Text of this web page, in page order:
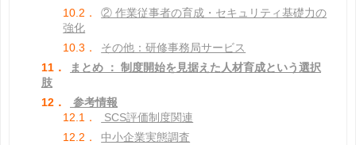
10.2．
② 作業従事者の育成・セキュリティ基礎力の
強化
10.3．
その他：研修事務局サービス
11．
まとめ ： 制度開始を見据えた人材育成という選択
肢
12．
参考情報
12.1．
SCS評価制度関連
12.2．
中小企業実態調査